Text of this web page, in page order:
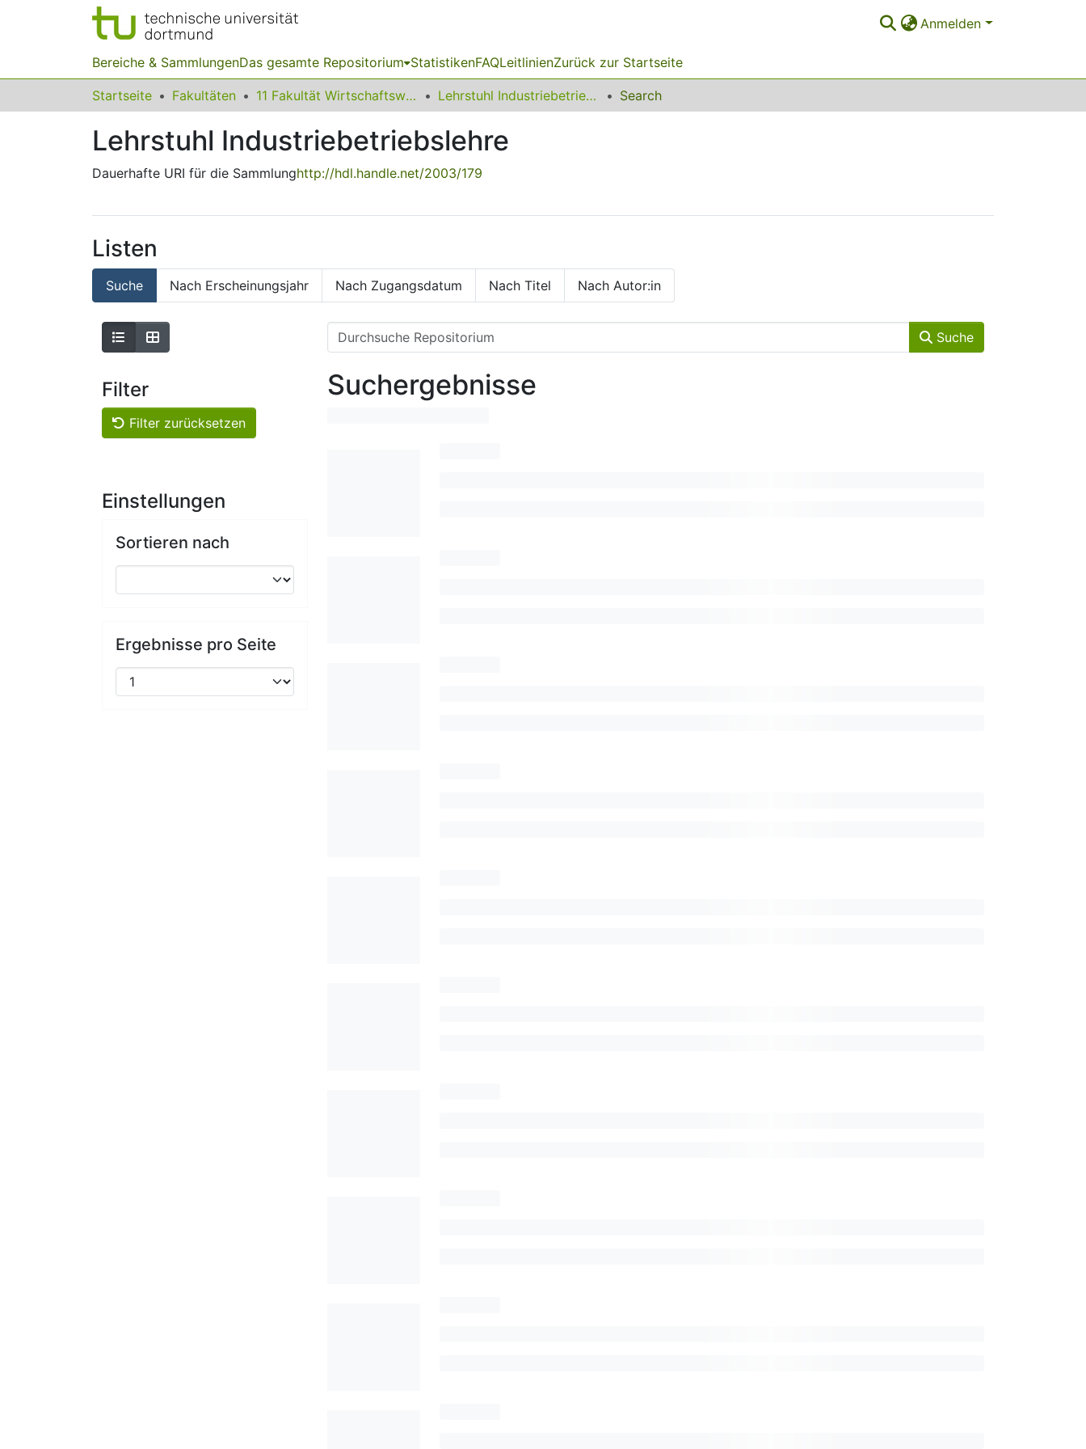
Anmelden
Bereiche & SammlungenDas gesamte Repositorium StatistikenFAQLeitlinienZurück zur Startseite
Startseite Fakultäten 11 Fakultät Wirtschaftswissenschaften Lehrstuhl Industriebetriebslehre Search
Lehrstuhl Industriebetriebslehre
Dauerhafte URI für die Sammlunghttp://hdl.handle.net/2003/179
Listen
Suche Nach Erscheinungsjahr Nach Zugangsdatum Nach Titel Nach Autor:in
Filter
Filter zurücksetzen
Einstellungen
Sortieren nach
Ergebnisse pro Seite
Suche
Suchergebnisse